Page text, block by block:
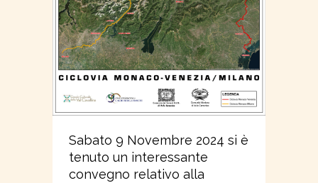
Sabato 9 Novembre 2024 si è
tenuto un interessante
convegno relativo alla